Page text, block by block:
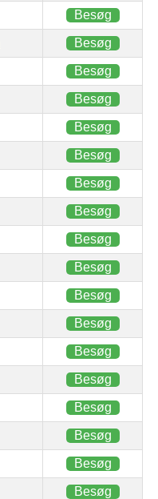
Besøg
Besøg
Besøg
Besøg
Besøg
Besøg
Besøg
Besøg
Besøg
Besøg
Besøg
Besøg
Besøg
Besøg
Besøg
Besøg
Besøg
Besøg